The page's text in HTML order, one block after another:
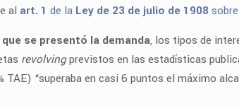
al art. 1 de la Ley de 23 de julio de 1908
se presentó la demanda, los tipos de
revolvingprevistos en las estadísticas
“superaba en casi 6 puntos el máximo